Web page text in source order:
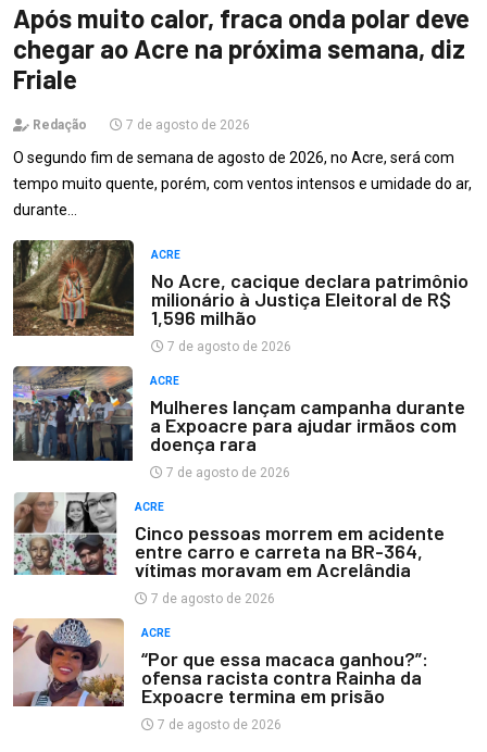
Após muito calor, fraca onda polar deve
chegar ao Acre na próxima semana, diz
Friale
Redação 7 de agosto de 2026
O segundo fim de semana de agosto de 2026, no Acre, será com
tempo muito quente, porém, com ventos intensos e umidade do ar,
durante…
ACRE
No Acre, cacique declara patrimônio
milionário à Justiça Eleitoral de R$
1,596 milhão
7 de agosto de 2026
ACRE
Mulheres lançam campanha durante
a Expoacre para ajudar irmãos com
doença rara
7 de agosto de 2026
ACRE
Cinco pessoas morrem em acidente
entre carro e carreta na BR-364,
vítimas moravam em Acrelândia
7 de agosto de 2026
ACRE
“Por que essa macaca ganhou?”:
ofensa racista contra Rainha da
Expoacre termina em prisão
7 de agosto de 2026